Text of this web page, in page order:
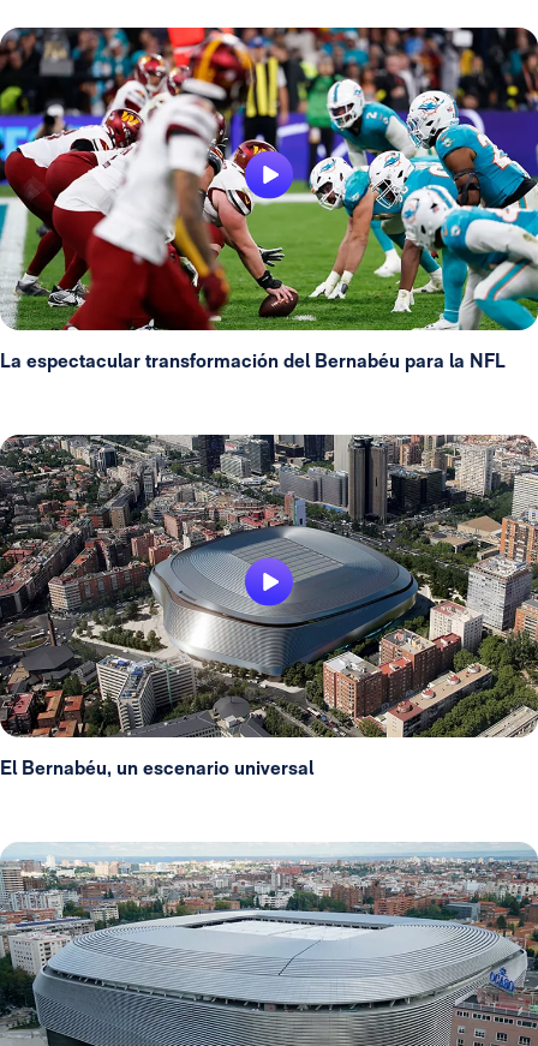
La espectacular transformación del Bernabéu para la NFL
El Bernabéu, un escenario universal